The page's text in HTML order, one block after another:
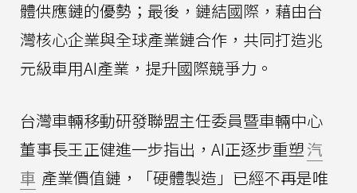
體供應鏈的優勢；最後，鏈結國際，藉由台
灣核心企業與全球產業鏈合作，共同打造兆
元級車用AI產業，提升國際競爭力。
台灣車輛移動研發聯盟主任委員暨車輛中心
董事長王正健進一步指出，AI正逐步重塑汽
車 產業價值鏈，「硬體製造」已經不再是唯